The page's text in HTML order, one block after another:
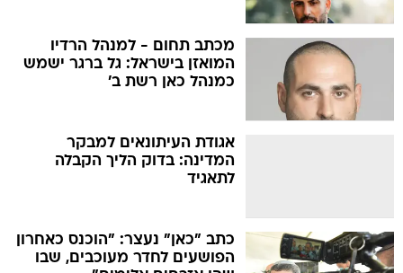
מכתב תחום - למנהל הרדיו
המואזן בישראל: גל ברגר ישמש
כמנהל כאן רשת ב'
אגודת העיתונאים למבקר
המדינה: בדוק הליך הקבלה
לתאגיד
כתב "כאן" נעצר: "הוכנס כאחרון
הפושעים לחדר מעוכבים, שבו